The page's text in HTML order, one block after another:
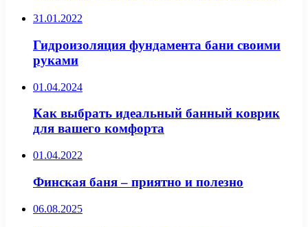
31.01.2022
Гидроизоляция фундамента бани своими
руками
01.04.2024
Как выбрать идеальный банный коврик
для вашего комфорта
01.04.2022
Финская баня – приятно и полезно
06.08.2025